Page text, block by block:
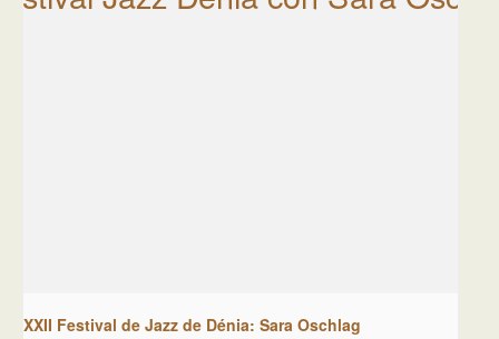
XXII Festival de Jazz de Dénia: Sara Oschlag